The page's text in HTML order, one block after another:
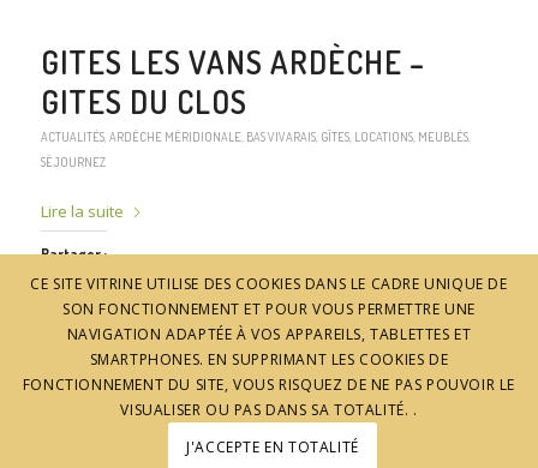
GITES LES VANS ARDÈCHE –
GITES DU CLOS
ACTUALITÉS, ARDÈCHE MÉRIDIONALE, BAS VIVARAIS, GÎTES, LOCATIONS, MEUBLÉS,
SÉJOURNEZ
Lire la suite
Partager :
3
CE SITE VITRINE UTILISE DES COOKIES DANS LE CADRE UNIQUE DE
SON FONCTIONNEMENT ET POUR VOUS PERMETTRE UNE
NAVIGATION ADAPTÉE À VOS APPAREILS, TABLETTES ET
SMARTPHONES. EN SUPPRIMANT LES COOKIES DE
FONCTIONNEMENT DU SITE, VOUS RISQUEZ DE NE PAS POUVOIR LE
VISUALISER OU PAS DANS SA TOTALITÉ. .
J'ACCEPTE EN TOTALITÉ